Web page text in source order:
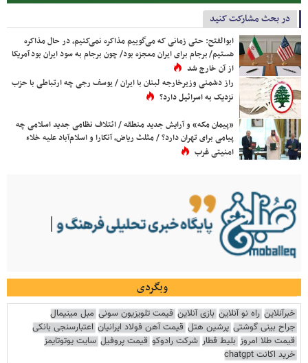
در بحث مشارکت کنید
ابوالفتح: حتی زمانی که می‌گوییم مذاکره نمی‌کنیم، در حال مذاکره
هستیم/ برجام برای ایران معجزه بود/ چون برجام به سود ایران بود آمریکا
از آن خارج شد
راز دشمنی وزیرخارجه لبنان با ایران / یوسف رجی چه ارتباطی با حزب
نزدیک به اسرائیل دارد؟
«پیمان مکه» و آرایش جدید منطقه / ائتلاف نظامی جدید اسلامی چه
پیامی برای تهران دارد؟ / مثلث ریاض، آنکارا و اسلام‌آباد علیه خلاء
امنیتی غرب
وبگردی
خبرآنلاین راه نو آنلاین بازی آنلاین قیمت تلویزیون سونی مبل مینیمال
جراح بینی گوشتی پرشین هتل قیمت آهن فولاد ایرانیان اعتبارسنجی بانکی
قیمت طلا امروز بلیط قطار شرکت رادوکو قیمت پروفیل سایت یوتوتایمز
خرید اکانت chatgpt